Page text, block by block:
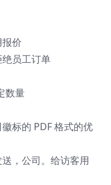
价
员工订单
数量
标的 PDF 格式的优
，公司。给访客用